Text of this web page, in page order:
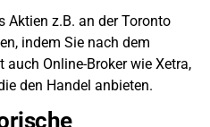
Aktien z.B. an der Toronto
indem Sie nach dem
Online-Broker wie Xetra,
den Handel anbieten.